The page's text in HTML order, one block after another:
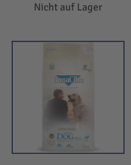
Nicht auf Lager